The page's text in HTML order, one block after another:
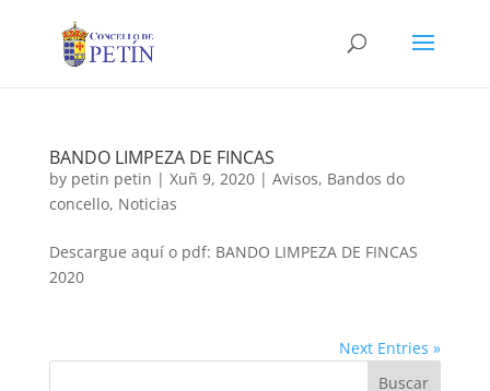
BANDO LIMPEZA DE FINCAS
by petin petin | Xuñ 9, 2020| Avisos, Bandos do
concello, Noticias
Descargue aquí o pdf: BANDO LIMPEZA DE FINCAS
2020
Next Entries »